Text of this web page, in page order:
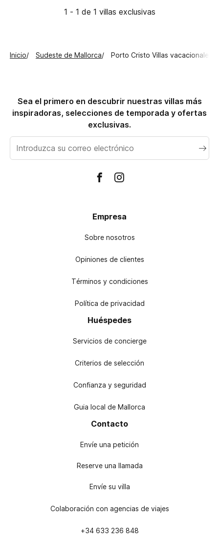
1 - 1 de 1 villas exclusivas
Inicio Sudeste de Mallorca Porto Cristo Villas vacacionales
Sea el primero en descubrir nuestras villas más
inspiradoras, selecciones de temporada y ofertas
exclusivas.
Correo
electrónico
Empresa
Sobre nosotros
Opiniones de clientes
Términos y condiciones
Política de privacidad
Huéspedes
Servicios de concierge
Criterios de selección
Confianza y seguridad
Guia local de Mallorca
Contacto
Envíe una petición
Reserve una llamada
Envíe su villa
Colaboración con agencias de viajes
+34 633 236 848